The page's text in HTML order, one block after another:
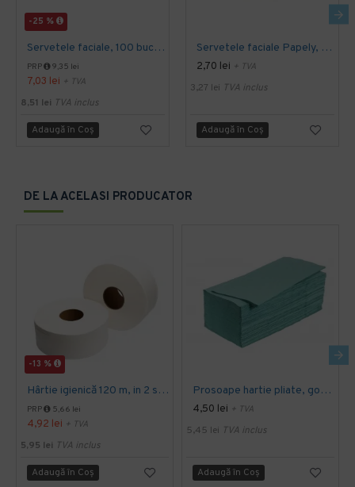
-25 %
Servetele faciale, 100 bucati / pachet, Tork
PRP 9,35 lei
7,03 lei + TVA
8,51 lei TVA inclus
Adaugă în Coş
Servetele faciale Papely, 100 bucati/cutie
2,70 lei + TVA
3,27 lei TVA inclus
Adaugă în Coş
DE LA ACELASI PRODUCATOR
-13 %
Hârtie igienică 120 m, in 2 straturi, extra albă, Mini Jumbo, AQAS
PRP 5,66 lei
4,92 lei + TVA
5,95 lei TVA inclus
Adaugă în Coş
Prosoape hartie pliate, gofrate, verzi, 25 x 23 cm, V fold, 1 strat, AQAS, 250 buc/pachet
4,50 lei + TVA
5,45 lei TVA inclus
Adaugă în Coş